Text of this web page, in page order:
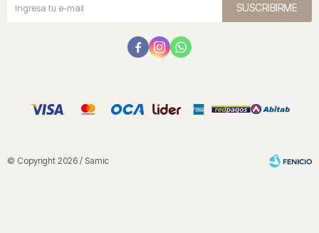
SUSCRIBIRME
  
© Copyright 2026 / Samic